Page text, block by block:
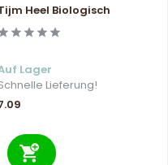
Heel Biologisch
Lager
Lieferung!